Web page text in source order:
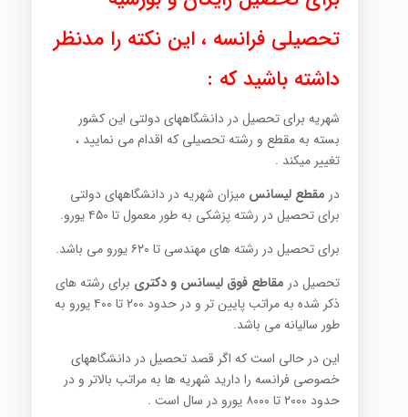
تحصیلی فرانسه ، این نکته را مدنظر
داشته باشید که :
شهریه برای تحصیل در دانشگاههای دولتی این کشور
بسته به مقطع و رشته تحصیلی که اقدام می نمایید ،
تغییر میکند .
در مقطع لیسانس میزان شهریه در دانشگاههای دولتی
برای تحصیل در رشته پزشکی به طور معمول تا ۴۵۰ یورو.
برای تحصیل در رشته های مهندسی تا ۶۲۰ یورو می باشد.
تحصیل در مقاطع فوق لیسانس و دکتری برای رشته های
ذکر شده به مراتب پایین تر و در حدود ۲۰۰ تا ۴۰۰ یورو به
طور سالیانه می باشد.
این در حالی است که اگر قصد تحصیل در دانشگاههای
خصوصی فرانسه را دارید شهریه ها به مراتب بالاتر و در
حدود ۲۰۰۰ تا ۸۰۰۰ یورو در سال است .